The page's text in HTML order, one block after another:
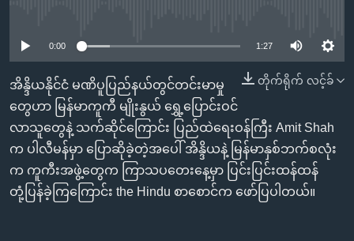
ကျော်
ကြည့်
နေရာ
ဗွီအိုအေ လူမှုကွန်ယက်များ
ဘာသာစကားများ
0:00 1:27
တိုက်ရိုက် လင့်ခ်
အိန္ဒိယနိုင်ငံ မဏိပူပြည်နယ်တွင်တင်းမာမှု
တွေဟာ မြန်မာကူကီ မျိုးနွယ် ရွှေ့ပြောင်းဝင်
လာသူတွေနဲ့ သက်ဆိုင်ကြောင်း ပြည်ထဲရေးဝန်ကြီး Amit Shah
က ပါလီမန်မှာ ပြောဆိုခဲ့တဲ့အပေါ် အိန္ဒိယနဲ့ မြန်မာနှစ်ဘက်စလုံး
က ကူကီးအဖွဲ့တွေက ကြာသပတေးနေ့မှာ ပြင်းပြင်းထန်ထန်
တုံ့ပြန်ခဲ့ကြကြောင်း the Hindu စာစောင်က ဖော်ပြပါတယ်။